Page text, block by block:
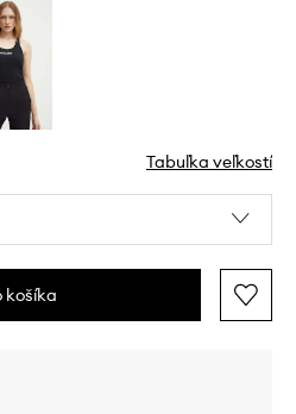
Tabuľka veľkostí
košíka